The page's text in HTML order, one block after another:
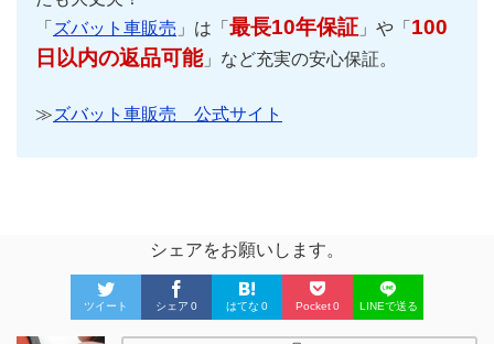
「 ズバット車販売 」は「 最長10年保証 」や「 100
日以内の返品可能」など充実の安心保証。
≫ズバット車販売 公式サイト
シェアをお願いします。
ツイート シェア 0 はてな 0 Pocket0 LINEで送る